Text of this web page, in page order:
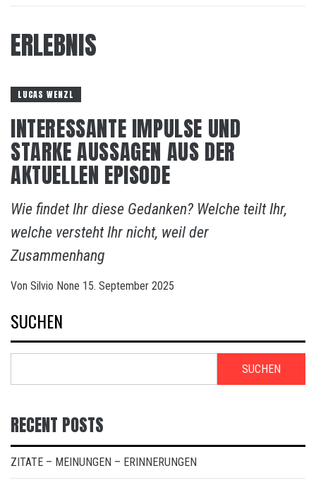
ERLEBNIS
LUCAS WENZL
INTERESSANTE IMPULSE UND
STARKE AUSSAGEN AUS DER
AKTUELLEN EPISODE
Wie findet Ihr diese Gedanken? Welche teilt Ihr,
welche versteht Ihr nicht, weil der
Zusammenhang
Von Silvio None 15. September 2025
SUCHEN
SUCHEN
RECENT POSTS
ZITATE – MEINUNGEN – ERINNERUNGEN